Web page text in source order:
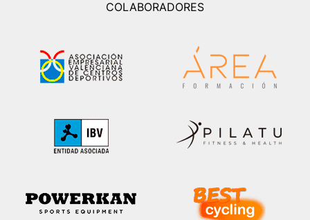
COLABORADORES